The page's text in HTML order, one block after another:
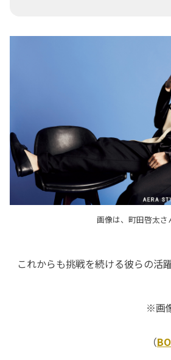
画像は、町田啓太さ
これからも挑戦を続ける彼らの活
※画
（